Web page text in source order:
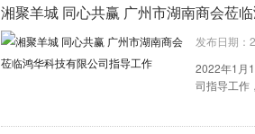
湘聚羊城 同心共赢 广州市湖南商会莅
发布日期：
2022年1月
司指导工作